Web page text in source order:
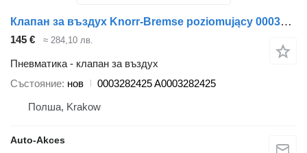
Клапан за въздух Knorr-Bremse poziomujący 0003282425 за автобус Mercedes-Benz Tourismo Setra 415
145 € ≈ 284,10 лв.
Пневматика - клапан за въздух
Състояние нов
0003282425 A0003282425
Полша, Krakow
Auto-Akces